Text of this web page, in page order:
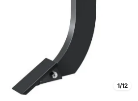
1/12